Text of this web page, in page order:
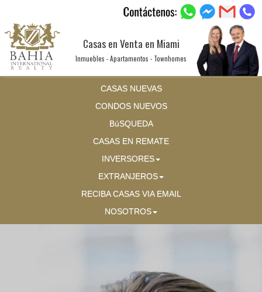
Casas en Venta en Miami
Inmuebles - Apartamentos - Townhomes
CASAS NUEVAS
CONDOS NUEVOS
BúSQUEDA
CASAS EN REMATE
INVERSORES
EXTRANJEROS
RECIBA CASAS VIA EMAIL
NOSOTROS